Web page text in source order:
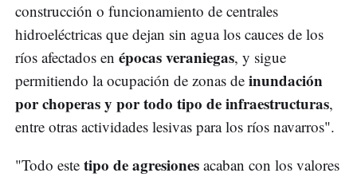
construcción o funcionamiento de centrales
hidroeléctricas que dejan sin agua los cauces de los
ríos afectados en épocas veraniegas, y sigue
permitiendo la ocupación de zonas de inundación
por choperas y por todo tipo de infraestructuras,
entre otras actividades lesivas para los ríos navarros".
"Todo este tipo de agresiones acaban con los valores